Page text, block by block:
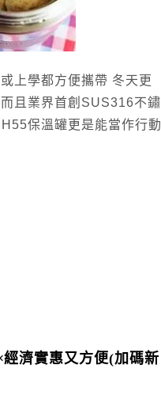
上學都方便攜帶 冬天更
且業界首創SUS316不鏽
保溫罐更是能當作行動
濟實惠又方便(加碼新